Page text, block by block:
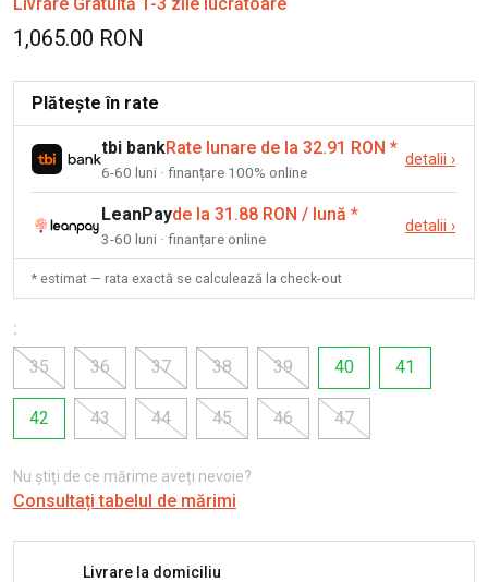
1,065.00 RON
Plătește în rate
tbi bankRate lunare de la 32.91 RON *
6-60 luni · finanțare 100% online
detalii ›
LeanPayde la 31.88 RON / lună *
3-60 luni · finanțare online
detalii ›
* estimat — rata exactă se calculează la check-out
:
35
36 37 38 39 40 41
42 43 44 45 46 47
Nu știți de ce mărime aveți nevoie?
Consultați tabelul de mărimi
Livrare la domiciliu